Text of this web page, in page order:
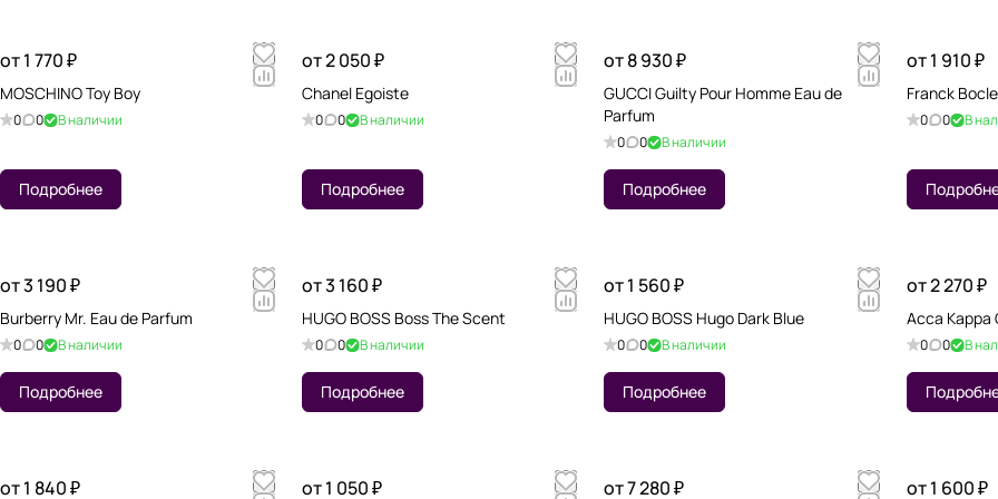
от 1 770 ₽
MOSCHINO Toy Boy
0 0 В наличии
Подробнее
от 2 050 ₽
Chanel Egoiste
0 0 В наличии
Подробнее
от 8 930 ₽
GUCCI Guilty Pour Homme Eau de
Parfum
0 0 В наличии
Подробнее
от 1 910 ₽
Franck
0 0 В
от 3 190 ₽
Burberry Mr. Eau de Parfum
0 0 В наличии
Подробнее
от 3 160 ₽
HUGO BOSS Boss The Scent
0 0 В наличии
Подробнее
от 1 560 ₽
HUGO BOSS Hugo Dark Blue
0 0 В наличии
Подробнее
от 2 270 ₽
Acca Kappa
0 0 В
от 1 840 ₽ от 1 050 ₽ от 7 280 ₽ от 1 600 ₽